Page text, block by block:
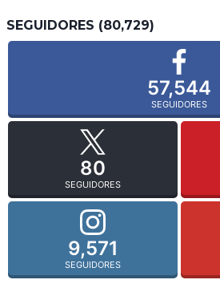
SEGUIDORES (80,729)
57,544
SEGUIDORES
80
SEGUIDORES
9,571
SEGUIDORES